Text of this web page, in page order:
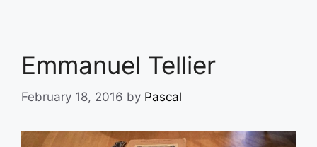
Emmanuel Tellier
February 18, 2016 by Pascal